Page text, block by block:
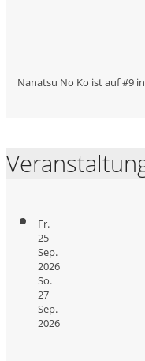
Nanatsu No Ko ist auf #9
Fr.
25
Sep.
2026
So.
27
Sep.
2026